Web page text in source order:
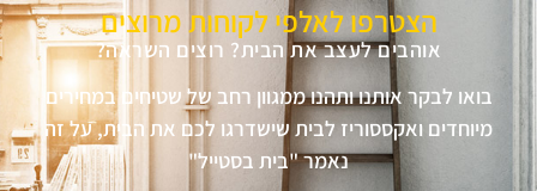
הצטרפו לאלפי לקוחות מרוצים
אוהבים לעצב את הבית? רוצים השראה?
בואו לבקר אותנו ותהנו ממגוון רחב של שטיחים במחירים
מיוחדים ואקססוריז לבית שישדרגו לכם את הבית, על זה
נאמר "בית בסטייל"